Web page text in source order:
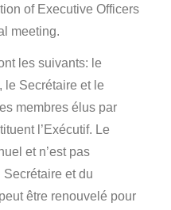
of Executive Officers
meeting.
les suivants: le
le Secrétaire et le
membres élus par
l’Exécutif. Le
et n’est pas
et du
être renouvelé pour